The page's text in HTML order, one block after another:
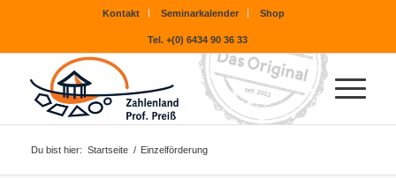
Kontakt Seminarkalender Shop
Tel. +(0) 6434 90 36 33
Du bist hier: Startseite / Einzelförderung